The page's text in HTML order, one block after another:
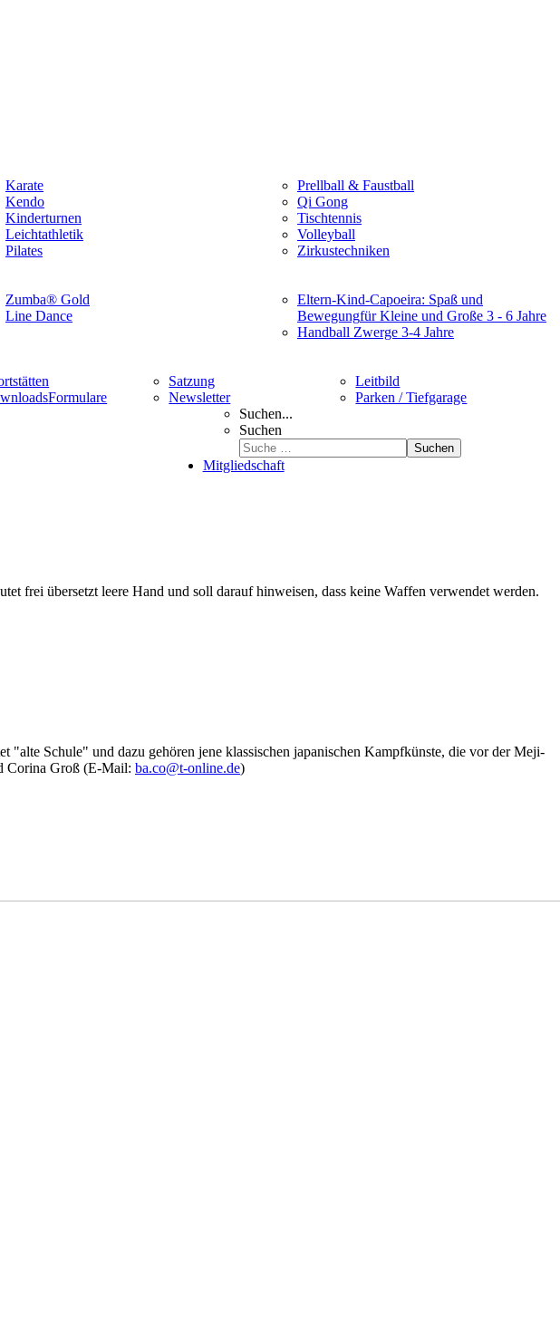
Karate
Kendo
Kinderturnen
Leichtathletik
Pilates
Prellball & Faustball
Qi Gong
Tischtennis
Volleyball
Zirkustechniken
Zumba® Gold
Line Dance
Eltern-Kind-Capoeira: Spaß und
Bewegungfür Kleine und Große 3 - 6 Jahre
Handball Zwerge 3-4 Jahre
Satzung
Leitbild
Formulare Newsletter
Parken / Tiefgarage
Suchen...
Suchen
Suchen
Mitgliedschaft
frei übersetzt leere Hand und soll darauf hinweisen, dass keine Waffen verwendet werden.
Schule" und dazu gehören jene klassischen japanischen Kampfkünste, die vor der Meji-
Corina Groß (E-Mail: ba.co@t-online.de)